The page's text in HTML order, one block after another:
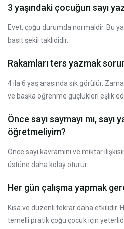
3 yaşındaki çocuğun sayı
Evet, çoğu durumda normaldir. Bu
basit şekil taklididir.
Rakamları ters yazmak
4 ila 6 yaş arasında sık görülür.
ve başka öğrenme güçlükleri eşlik
Önce sayı saymayı mı, sayı
öğretmeliyim?
Önce sayı kavramını ve miktar
üstüne daha kolay oturur.
Her gün çalışma yapmak
Kısa ve düzenli tekrar daha etkilidir.
temelli pratik çoğu çocuk için